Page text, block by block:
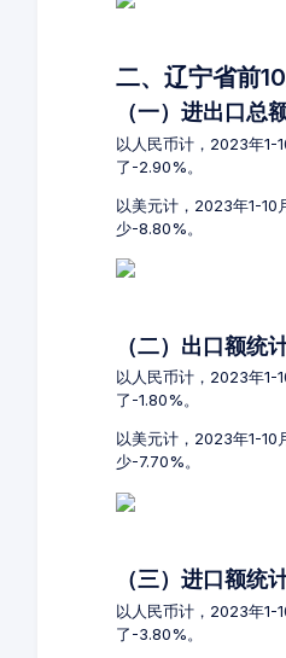
二、辽宁省前
（一）进出口总
以人民币计，2023年1-
了-2.90%。
以美元计，2023年1-
少-8.80%。
（二）出口额统
以人民币计，2023年1-
了-1.80%。
以美元计，2023年1-10
少-7.70%。
（三）进口额统
以人民币计，2023年1-
了-3.80%。